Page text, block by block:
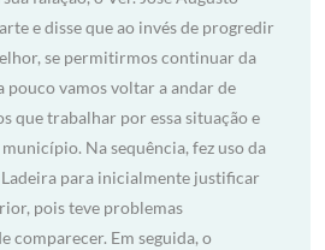
e disse que ao invés de progredir
se permitirmos continuar da
pouco vamos voltar a andar de
que trabalhar por essa situação e
Na sequência, fez uso da
para inicialmente justificar
pois teve problemas
comparecer. Em seguida, o